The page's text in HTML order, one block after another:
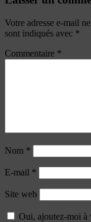
Votre adresse e-mail
sont indiqués avec *
Commentaire *
Nom *
E-mail *
Site web
Oui, ajoutez-moi à